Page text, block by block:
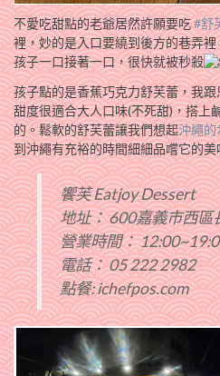
不愛吃甜點的老爺居然許願要吃#舒
裡，妙的是入口要繞到後方的巷弄
孩子一口接著一口，很快就被秒殺
孩子點的是香蕉巧克力舒芙蕾，我
甜度很適合大人口味(不死甜)，搭上
的。鬆軟的舒芙蕾讓我們想起沖繩的
到沖繩有充裕的時間細細品嚐它的美
饗芙 Eatjoy Dessert
地址： 600嘉義市西區
營業時間：
電話： 05 222 2982
點餐: ichefpos.com